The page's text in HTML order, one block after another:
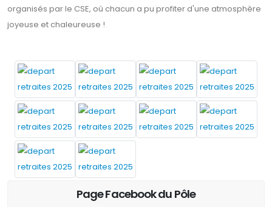
organisés par le CSE, où chacun a pu profiter d'une atmosphère
joyeuse et chaleureuse !
Page Facebook du Pôle